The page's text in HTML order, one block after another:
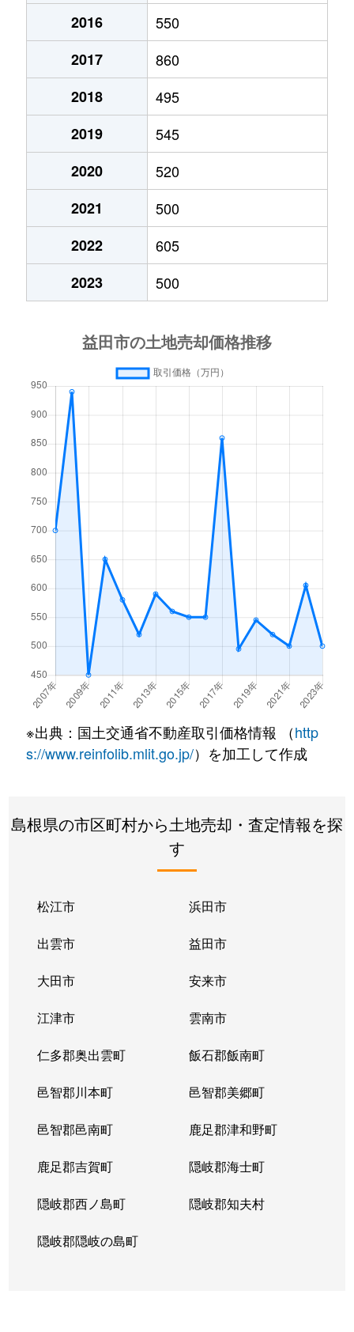
2016
550
2017
860
2018
495
2019
545
2020
520
2021
500
2022
605
2023
500
※出典：国土交通省不動産取引価格情報 （http
s://www.reinfolib.mlit.go.jp/）を加工して作成
島根県の市区町村から土地売却・査定情報を探
す
松江市 浜田市
出雲市 益田市
大田市 安来市
江津市 雲南市
仁多郡奥出雲町 飯石郡飯南町
邑智郡川本町 邑智郡美郷町
邑智郡邑南町 鹿足郡津和野町
鹿足郡吉賀町 隠岐郡海士町
隠岐郡西ノ島町 隠岐郡知夫村
隠岐郡隠岐の島町